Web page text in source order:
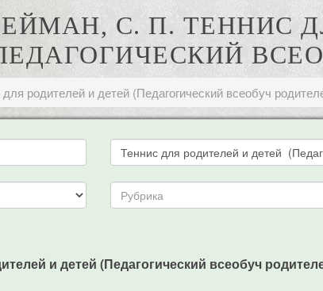
С. П. ТЕННИС
родителей и детей (Педагогический всеобуч
и детей (Педагогический всеобуч